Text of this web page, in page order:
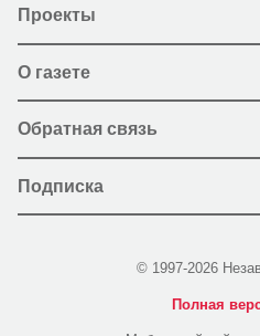
Проекты
О газете
Обратная связь
Подписка
© 1997-2026
Полная